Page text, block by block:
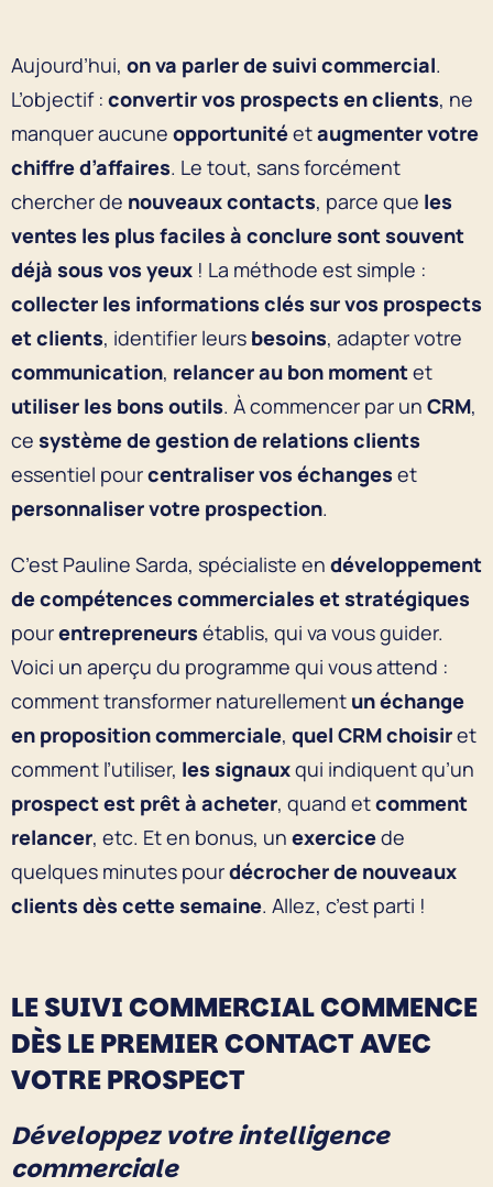
Aujourd’hui, on va parler de suivi commercial.
L’objectif : convertir vos prospects en clients, ne
manquer aucune opportunitéetaugmenter votre
chiffre d’affaires. Le tout, sans forcément
chercher de nouveaux contacts, parce que les
ventes les plus faciles à conclure sont souvent
déjà sous vos yeux ! La méthode est simple :
collecter les informations clés sur vos prospects
et clients, identifier leurs besoins, adapter votre
communication, relancer au bon moment et
utiliser les bons outils. À commencer par un CRM,
ce système de gestion de relations clients
essentiel pourcentraliser vos échanges et
personnaliser votre prospection.
C’est Pauline Sarda, spécialiste en développement
de compétences commerciales et stratégiques
pourentrepreneurs établis, qui va vous guider.
Voici un aperçu du programme qui vous attend :
comment transformer naturellement un échange
en proposition commerciale, quel CRM choisiret
comment l’utiliser, les signauxqui indiquent qu’un
prospect est prêt à acheter, quand etcomment
relancer, etc. Et en bonus, un exercicede
quelques minutes pourdécrocher de nouveaux
clients dès cette semaine. Allez, c’est parti !
LE SUIVI COMMERCIAL COMMENCE
DÈS LE PREMIER CONTACT AVEC
VOTRE PROSPECT
Développez votre intelligence
commerciale